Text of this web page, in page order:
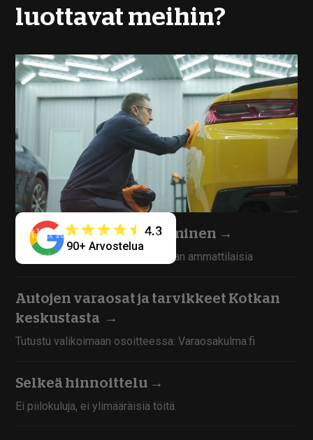
luottavat meihin?
4.3
90+ Arvostelua
Pitkä kokemus ja osaaminen →
Työntekijämme ovat kokoneita alan ammattilaisia
Autojen varaosat ja tarvikkeet Kotkan
keskustasta →
Tutustu valikoimaan osoitteessa: Varaosakulma.fi
Selkeä hinnoittelu →
Ei piilokuluja, ei ylimääräisiä töitä.